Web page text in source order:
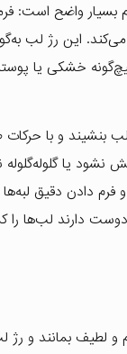
واضح است:
این رژ لب
خشکی یا
بنشیند و با
یا گلوله‌گلوله
دادن دقیق لبه‌ها
دارند لب‌ها را
لطیف بمانند و رژ